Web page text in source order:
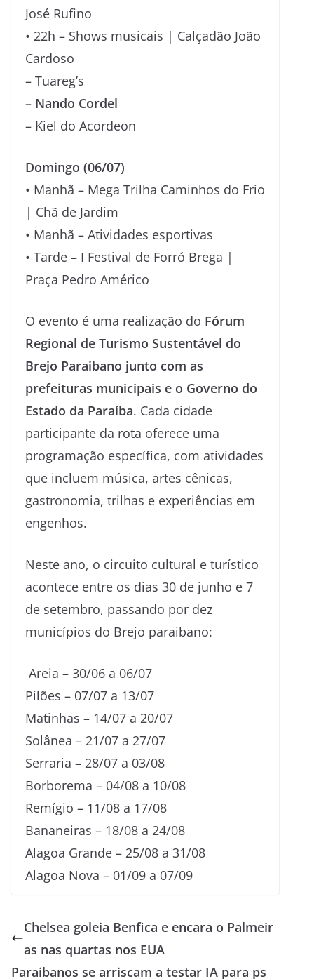
José Rufino
• 22h – Shows musicais | Calçadão João
Cardoso
– Tuareg’s
– Nando Cordel
– Kiel do Acordeon
Domingo (06/07)
• Manhã – Mega Trilha Caminhos do Frio
| Chã de Jardim
• Manhã – Atividades esportivas
• Tarde – I Festival de Forró Brega |
Praça Pedro Américo
O evento é uma realização do Fórum
Regional de Turismo Sustentável do
Brejo Paraibano junto com as
prefeituras municipais e o Governo do
Estado da Paraíba. Cada cidade
participante da rota oferece uma
programação específica, com atividades
que incluem música, artes cênicas,
gastronomia, trilhas e experiências em
engenhos.
Neste ano, o circuito cultural e turístico
acontece entre os dias 30 de junho e 7
de setembro, passando por dez
municípios do Brejo paraibano:
Areia – 30/06 a 06/07
Pilões – 07/07 a 13/07
Matinhas – 14/07 a 20/07
Solânea – 21/07 a 27/07
Serraria – 28/07 a 03/08
Borborema – 04/08 a 10/08
Remígio – 11/08 a 17/08
Bananeiras – 18/08 a 24/08
Alagoa Grande – 25/08 a 31/08
Alagoa Nova – 01/09 a 07/09
Chelsea goleia Benfica e encara o Palmeir
as nas quartas nos EUA
Paraibanos se arriscam a testar IA para ps